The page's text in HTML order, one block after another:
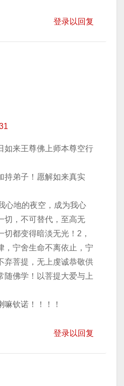
登录以回复
如来王尊佛上师本尊空行
持弟子！愿解如来真实
心地的夜空，成为我心
切，不可替代，至高无
切都变得暗淡无光！2，
，宁舍生命不离依止，宁
弃菩提，无上虔诚恭敬供
随佛学！以菩提大爱与上
钦诺！！！！
登录以回复